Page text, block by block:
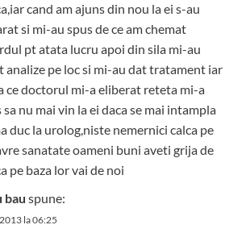
cand am ajuns din nou la ei s-au
si mi-au spus de ce am chemat
pt atata lucru apoi din sila mi-au
analize pe loc si mi-au dat tratament iar
ce doctorul mi-a eliberat reteta mi-a
sa nu mai vin la ei daca se mai intampla
duc la urolog,niste nemernici calca pe
sanatate oameni buni aveti grija de
pe baza lor vai de noi
bau spune:
la 06:25